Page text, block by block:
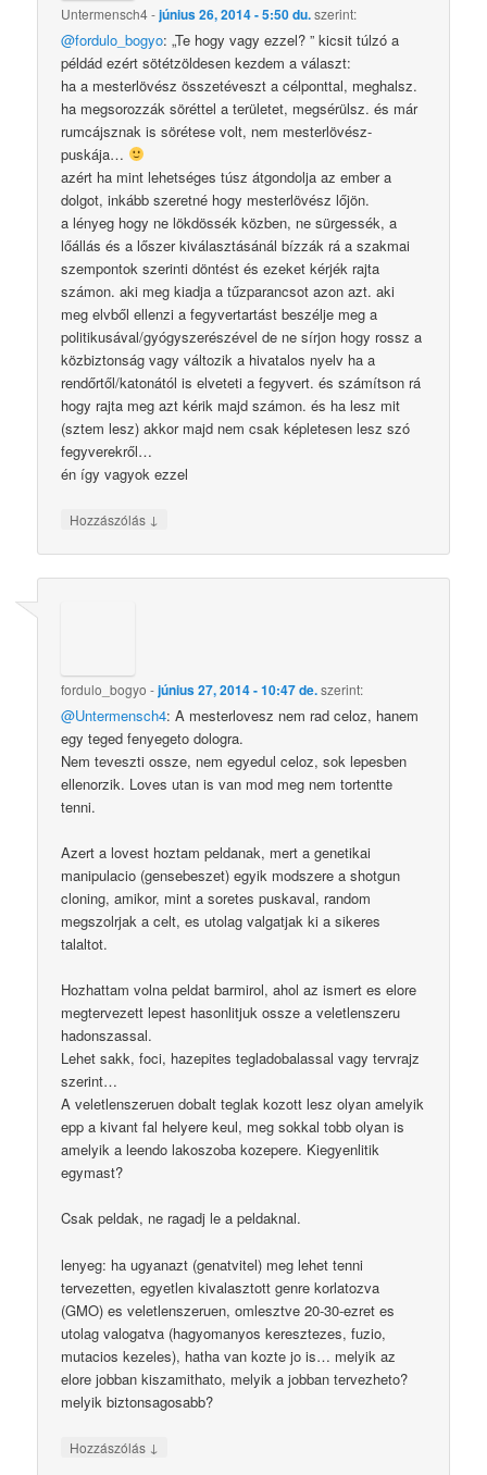
Untermensch4-június 26, 2014 - 5:50 du.szerint:
@fordulo_bogyo: „Te hogy vagy ezzel? ” kicsit túlzó a
példád ezért sötétzöldesen kezdem a választ:
ha a mesterlövész összetéveszt a célponttal, meghalsz.
ha megsorozzák söréttel a területet, megsérülsz. és már
rumcájsznak is sörétese volt, nem mesterlövész-
puskája…
azért ha mint lehetséges túsz átgondolja az ember a
dolgot, inkább szeretné hogy mesterlövész lőjön.
a lényeg hogy ne lökdössék közben, ne sürgessék, a
lőállás és a lőszer kiválasztásánál bízzák rá a szakmai
szempontok szerinti döntést és ezeket kérjék rajta
számon. aki meg kiadja a tűzparancsot azon azt. aki
meg elvből ellenzi a fegyvertartást beszélje meg a
politikusával/gyógyszerészével de ne sírjon hogy rossz a
közbiztonság vagy változik a hivatalos nyelv ha a
rendőrtől/katonától is elveteti a fegyvert. és számítson rá
hogy rajta meg azt kérik majd számon. és ha lesz mit
(sztem lesz) akkor majd nem csak képletesen lesz szó
fegyverekről…
én így vagyok ezzel
Hozzászólás ↓
fordulo_bogyo -június 27, 2014 - 10:47 de.szerint:
@Untermensch4: A mesterlovesz nem rad celoz, hanem
egy teged fenyegeto dologra.
Nem teveszti ossze, nem egyedul celoz, sok lepesben
ellenorzik. Loves utan is van mod meg nem tortentte
tenni.
Azert a lovest hoztam peldanak, mert a genetikai
manipulacio (gensebeszet) egyik modszere a shotgun
cloning, amikor, mint a soretes puskaval, random
megszolrjak a celt, es utolag valgatjak ki a sikeres
talaltot.
Hozhattam volna peldat barmirol, ahol az ismert es elore
megtervezett lepest hasonlitjuk ossze a veletlenszeru
hadonszassal.
Lehet sakk, foci, hazepites tegladobalassal vagy tervrajz
szerint…
A veletlenszeruen dobalt teglak kozott lesz olyan amelyik
epp a kivant fal helyere keul, meg sokkal tobb olyan is
amelyik a leendo lakoszoba kozepere. Kiegyenlitik
egymast?
Csak peldak, ne ragadj le a peldaknal.
lenyeg: ha ugyanazt (genatvitel) meg lehet tenni
tervezetten, egyetlen kivalasztott genre korlatozva
(GMO) es veletlenszeruen, omlesztve 20-30-ezret es
utolag valogatva (hagyomanyos keresztezes, fuzio,
mutacios kezeles), hatha van kozte jo is… melyik az
elore jobban kiszamithato, melyik a jobban tervezheto?
melyik biztonsagosabb?
Hozzászólás ↓